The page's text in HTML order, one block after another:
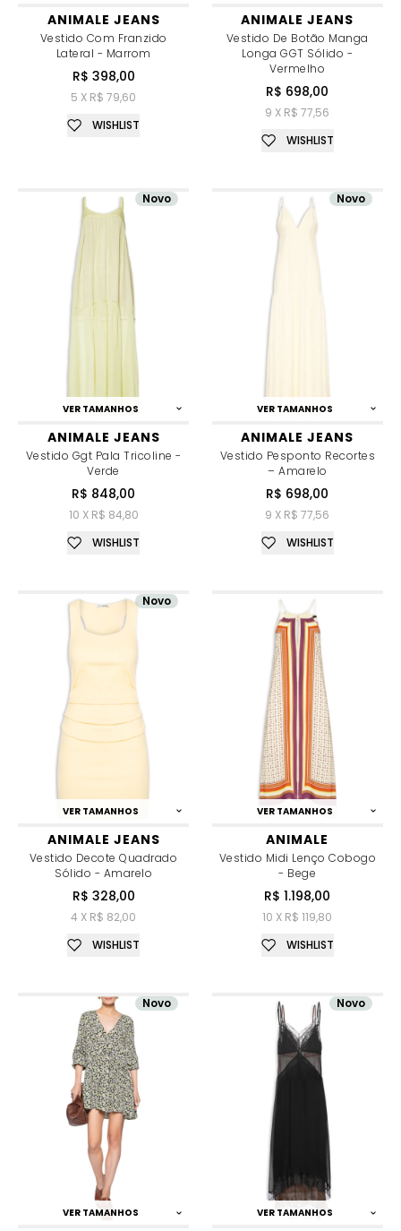
ANIMALE JEANS
Vestido Com Franzido
Lateral - Marrom
R$ 398,00
5 X R$ 79,60
WISHLIST
ANIMALE JEANS
Vestido De Botão Manga
Longa GGT Sólido -
Vermelho
R$ 698,00
9 X R$ 77,56
WISHLIST
VER TAMANHOS
ANIMALE JEANS
Vestido Ggt Pala Tricoline -
Verde
R$ 848,00
10 X R$ 84,80
Novo
WISHLIST
VER TAMANHOS
ANIMALE JEANS
Vestido Pesponto Recortes
– Amarelo
R$ 698,00
9 X R$ 77,56
Novo
WISHLIST
VER TAMANHOS
ANIMALE JEANS
Vestido Decote Quadrado
Sólido - Amarelo
R$ 328,00
4 X R$ 82,00
Novo
WISHLIST
VER TAMANHOS
ANIMALE
Vestido Midi Lenço Cobogo
- Bege
R$ 1.198,00
10 X R$ 119,80
WISHLIST
VER TAMANHOS
Novo
VER TAMANHOS
Novo